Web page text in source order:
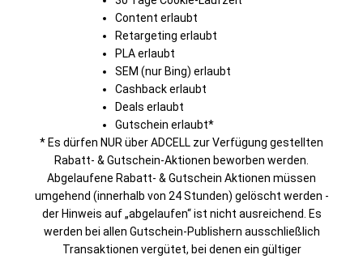
Content erlaubt
Retargeting erlaubt
PLA erlaubt
SEM (nur Bing) erlaubt
Cashback erlaubt
Deals erlaubt
Gutschein erlaubt*
* Es dürfen NUR über ADCELL zur Verfügung gestellten
Rabatt- & Gutschein-Aktionen beworben werden.
Abgelaufene Rabatt- & Gutschein Aktionen müssen
umgehend (innerhalb von 24 Stunden) gelöscht werden -
der Hinweis auf „abgelaufen“ ist nicht ausreichend. Es
werden bei allen Gutschein-Publishern ausschließlich
Transaktionen vergütet, bei denen ein gültiger